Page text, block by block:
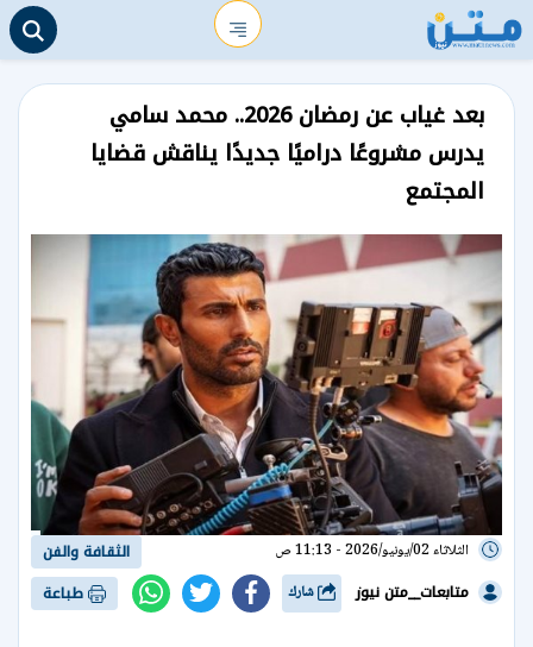
بعد غياب عن رمضان 2026.. محمد سامي
يدرس مشروعًا دراميًا جديدًا يناقش قضايا
المجتمع
الثلاثاء 02/يونيو/2026 - 11:13 ص
الثقافة والفن
متابعات__متن نيوز
طباعة